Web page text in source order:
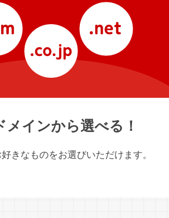
メインから選べる！
きなものをお選びいただけます。